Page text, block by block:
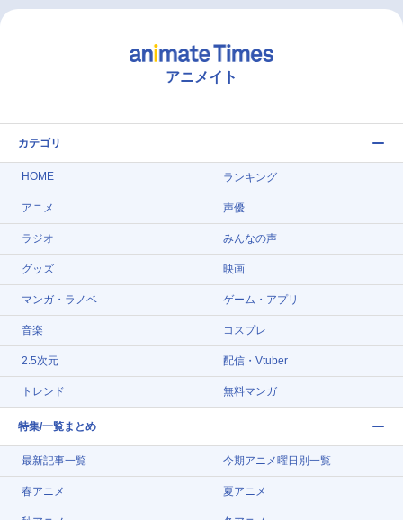
アニメイト
カテゴリ
HOME ランキング
アニメ 声優
ラジオ みんなの声
グッズ 映画
マンガ・ラノベ ゲーム・アプリ
音楽 コスプレ
2.5次元 配信・Vtuber
トレンド 無料マンガ
特集/一覧まとめ
最新記事一覧 今期アニメ曜日別一覧
春アニメ 夏アニメ